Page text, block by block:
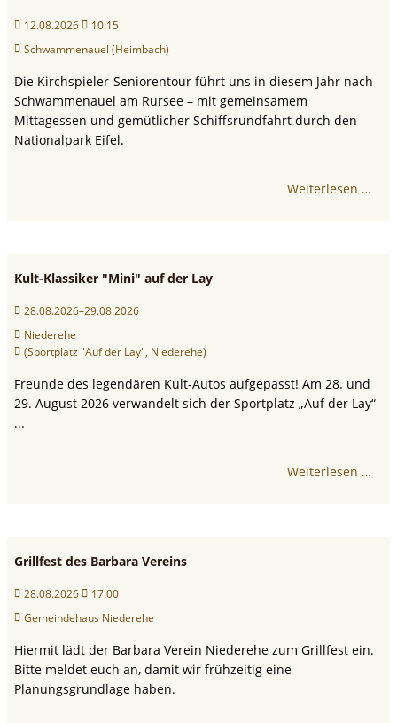
12.08.2026
10:15
Schwammenauel (Heimbach)
Die Kirchspieler-Seniorentour führt uns in diesem Jahr nach
Schwammenauel am Rursee – mit gemeinsamem
Mittagessen und gemütlicher Schiffsrundfahrt durch den
Nationalpark Eifel.
Weiterlesen …
Kult-Klassiker "Mini" auf der Lay
28.08.2026–29.08.2026
Niederehe
(Sportplatz "Auf der Lay", Niederehe)
Freunde des legendären Kult-Autos aufgepasst! Am 28. und
29. August 2026 verwandelt sich der Sportplatz „Auf der Lay“
...
Weiterlesen …
Grillfest des Barbara Vereins
28.08.2026
17:00
Gemeindehaus Niederehe
Hiermit lädt der Barbara Verein Niederehe zum Grillfest ein.
Bitte meldet euch an, damit wir frühzeitig eine
Planungsgrundlage haben.